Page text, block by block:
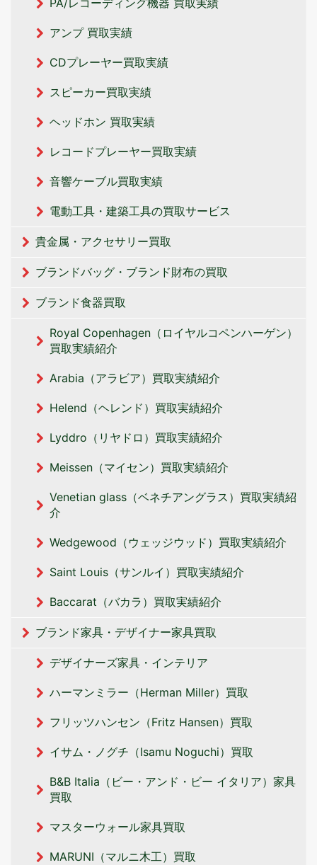
PA/レコーディング機器 買取実績
アンプ 買取実績
CDプレーヤー買取実績
スピーカー買取実績
ヘッドホン 買取実績
レコードプレーヤー買取実績
音響ケーブル買取実績
電動工具・建築工具の買取サービス
貴金属・アクセサリー買取
ブランドバッグ・ブランド財布の買取
ブランド食器買取
Royal Copenhagen（ロイヤルコペンハーゲン）
買取実績紹介
Arabia（アラビア）買取実績紹介
Helend（ヘレンド）買取実績紹介
Lyddro（リヤドロ）買取実績紹介
Meissen（マイセン）買取実績紹介
Venetian glass（ベネチアングラス）買取実績紹
介
Wedgewood（ウェッジウッド）買取実績紹介
Saint Louis（サンルイ）買取実績紹介
Baccarat（バカラ）買取実績紹介
ブランド家具・デザイナー家具買取
デザイナーズ家具・インテリア
ハーマンミラー（Herman Miller）買取
フリッツハンセン（Fritz Hansen）買取
イサム・ノグチ（Isamu Noguchi）買取
B&B Italia（ビー・アンド・ビー イタリア‎）家具
買取
マスターウォール家具買取
MARUNI（マルニ木工）買取